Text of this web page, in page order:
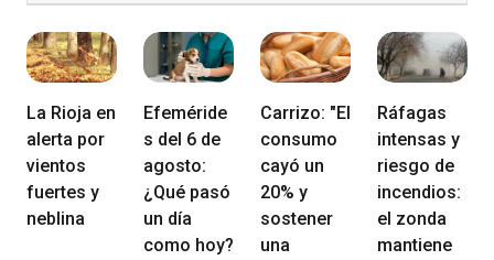
La Rioja en
alerta por
vientos
fuertes y
neblina
Efeméride
s del 6 de
agosto:
¿Qué pasó
un día
como hoy?
Carrizo: "El
consumo
cayó un
20% y
sostener
una
Ráfagas
intensas y
riesgo de
incendios:
el zonda
mantiene